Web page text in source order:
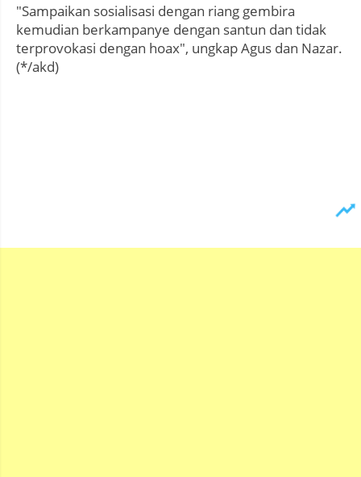
"Sampaikan sosialisasi dengan riang gembira
kemudian berkampanye dengan santun dan tidak
terprovokasi dengan hoax", ungkap Agus dan Nazar.
(*/akd)